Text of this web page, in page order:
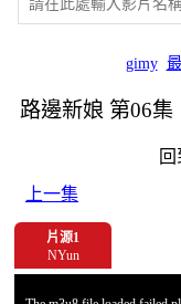
gimy
路邊新娘 第06集
回
上一集
片源1
NYun